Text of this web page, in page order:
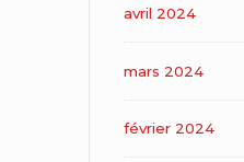
avril 2024
mars 2024
février 2024